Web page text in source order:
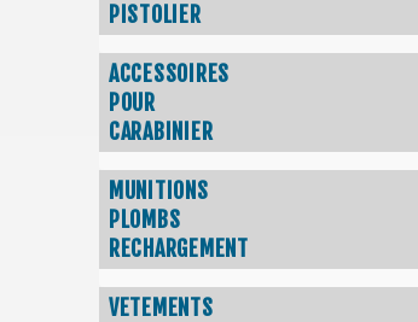
PISTOLIER
ACCESSOIRES
POUR
CARABINIER
MUNITIONS
PLOMBS
RECHARGEMENT
VETEMENTS